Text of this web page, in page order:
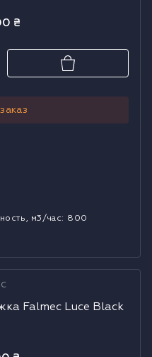
₴
м3/час: 800
Falmec Luce Black